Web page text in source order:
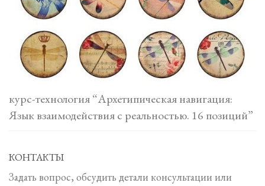
курс-технология “Архетипическая навигация:
Язык взаимодействия с реальностью. 16 позиций”
КОНТАКТЫ
Задать вопрос, обсудить детали консультации или